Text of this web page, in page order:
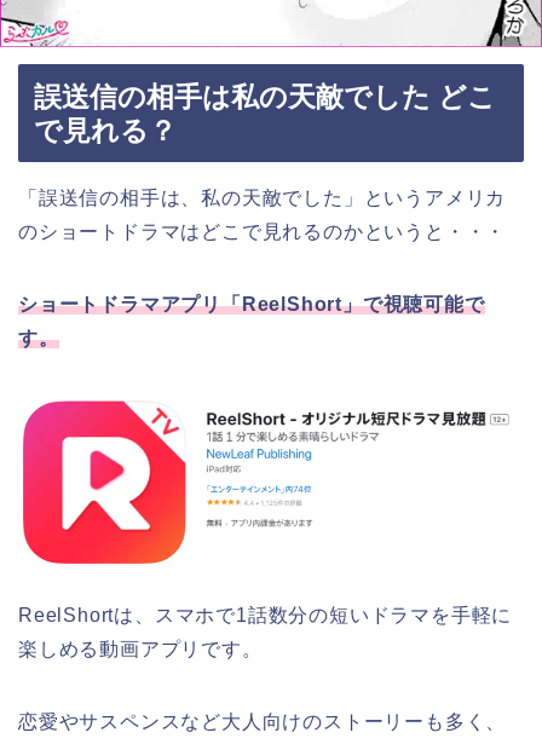
誤送信の相手は私の天敵でした どこ
で見れる？
「誤送信の相手は、私の天敵でした」というアメリカ
のショートドラマはどこで見れるのかというと・・・
ショートドラマアプリ「ReelShort」で視聴可能で
す。
ReelShortは、スマホで1話数分の短いドラマを手軽に
楽しめる動画アプリです。
恋愛やサスペンスなど大人向けのストーリーも多く、